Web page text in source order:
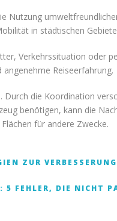
Nutzung
in städtischen
Verkehrssituation oder
Reiseerfahrung.
die Koordination
benötigen, kann die
für andere Zwecke.
ZUR
5 FEHLER, DIE NICHT